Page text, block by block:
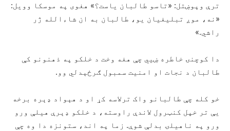
ترې وپوښتل: «تاسو طالبان یاست؟» هغوی په موسکا وویل:
«نه، موږ تبلیغیان یو، طالبان به ان شاءالله ژر
راشي.»
دا کوچنۍ خاطره ښيي چې هغه وخت د خلکو په ذهنونو کې
طالبان د نجات او امنیت سمبول ګرځېدلي وو.
خو کله چې طالبانو واک ترلاسه کړ او د هېواد ډېره برخه
یې تر خپل کنټرول لاندې راوسته، د خلکو ډېرې هیلې ورو
ورو په ناهیلۍ بدلې شوې. زما په اند، ستونزه دا وه چې